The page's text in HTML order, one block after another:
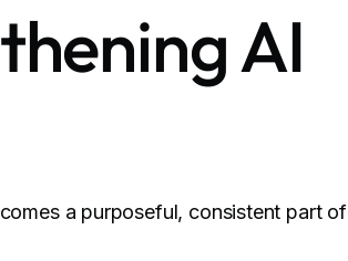
AI
a purposeful, consistent part of